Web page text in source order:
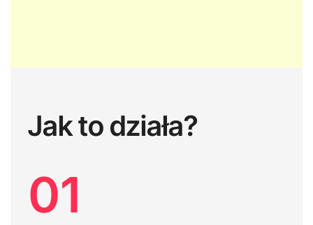
Jak to działa?
01